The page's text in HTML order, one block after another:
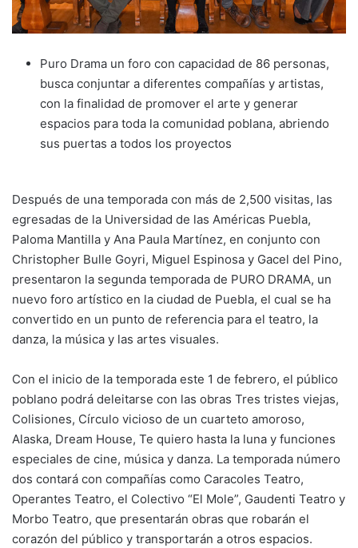
Puro Drama un foro con capacidad de 86 personas,
busca conjuntar a diferentes compañías y artistas,
con la finalidad de promover el arte y generar
espacios para toda la comunidad poblana, abriendo
sus puertas a todos los proyectos
Después de una temporada con más de 2,500 visitas, las
egresadas de la Universidad de las Américas Puebla,
Paloma Mantilla y Ana Paula Martínez, en conjunto con
Christopher Bulle Goyri, Miguel Espinosa y Gacel del Pino,
presentaron la segunda temporada de PURO DRAMA, un
nuevo foro artístico en la ciudad de Puebla, el cual se ha
convertido en un punto de referencia para el teatro, la
danza, la música y las artes visuales.
Con el inicio de la temporada este 1 de febrero, el público
poblano podrá deleitarse con las obras Tres tristes viejas,
Colisiones, Círculo vicioso de un cuarteto amoroso,
Alaska, Dream House, Te quiero hasta la luna y funciones
especiales de cine, música y danza. La temporada número
dos contará con compañías como Caracoles Teatro,
Operantes Teatro, el Colectivo “El Mole”, Gaudenti Teatro y
Morbo Teatro, que presentarán obras que robarán el
corazón del público y transportarán a otros espacios.